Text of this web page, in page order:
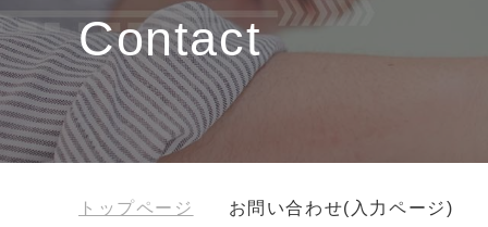
Contact
トップページ お問い合わせ(入力ページ)